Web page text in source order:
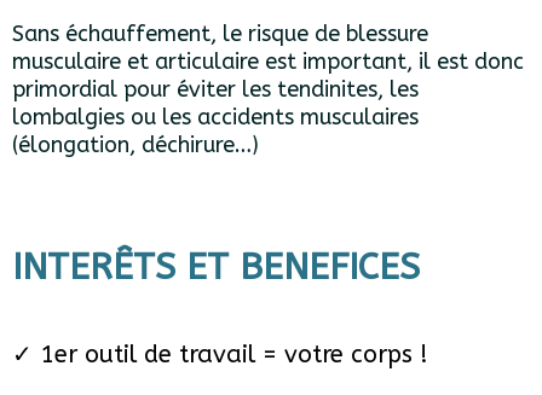
Sans échauffement, le risque de blessure
musculaire et articulaire est important, il est donc
primordial pour éviter les tendinites, les
lombalgies ou les accidents musculaires
(élongation, déchirure…)
INTERÊTS ET BENEFICES
✓ 1er outil de travail = votre corps !